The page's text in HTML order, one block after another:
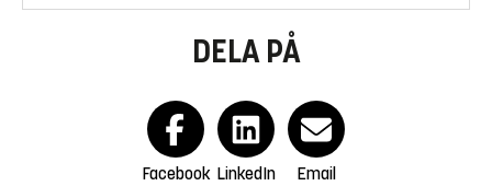
DELA PÅ
Facebook LinkedIn Email